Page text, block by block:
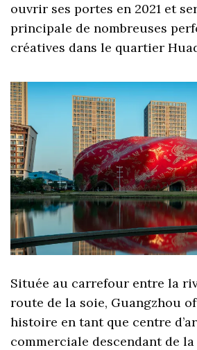
ouvrir ses portes en 2021 et
principale de nombreuses
créatives dans le quartier
Située au carrefour entre la
route de la soie, Guangzhou
histoire en tant que centre
commerciale descendant de